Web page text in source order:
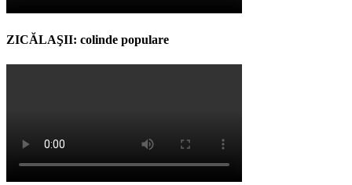
ZICĂLAŞII: colinde populare